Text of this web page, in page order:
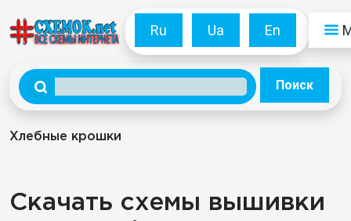
Ru Ua En
Поиск
Хлебные крошки
Скачать схемы вышивки